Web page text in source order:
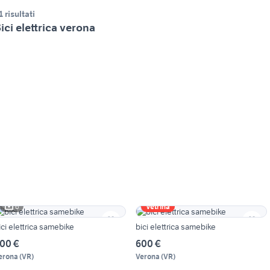
risultati
elettrica verona
6
elettrica samebike
€
(VR)
Vetrina
bici elettrica samebike
600 €
Verona (VR)